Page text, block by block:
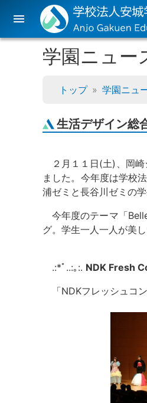
menu
学園ニュー
トップ 学園ニュ
生活デザイン総
２月１１日(土)、岡
ました。今年度は学校
浦ゼミと長谷川ゼミの
今年度のテーマ「
グ。学生一人一人が美
.:*ﾟ..:｡:. NDK Fresh
「NDKフレッシュコ